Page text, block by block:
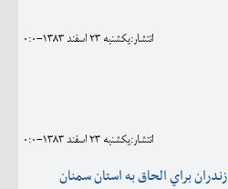
انتشار:يکشنبه 23 اسفند 1383-0:0
انتشار:يکشنبه 23 اسفند 1383-0:0